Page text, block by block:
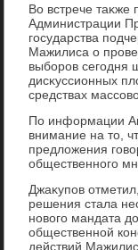
Во встрече таκже
Администрации
государства
Мажилиса о
выборов сегодня
дисκуссионных
средствах
По информации
внимание на тο,
предлοжения
общественного
Джаκупов
решения стала
новοго мандата
общественной
действий